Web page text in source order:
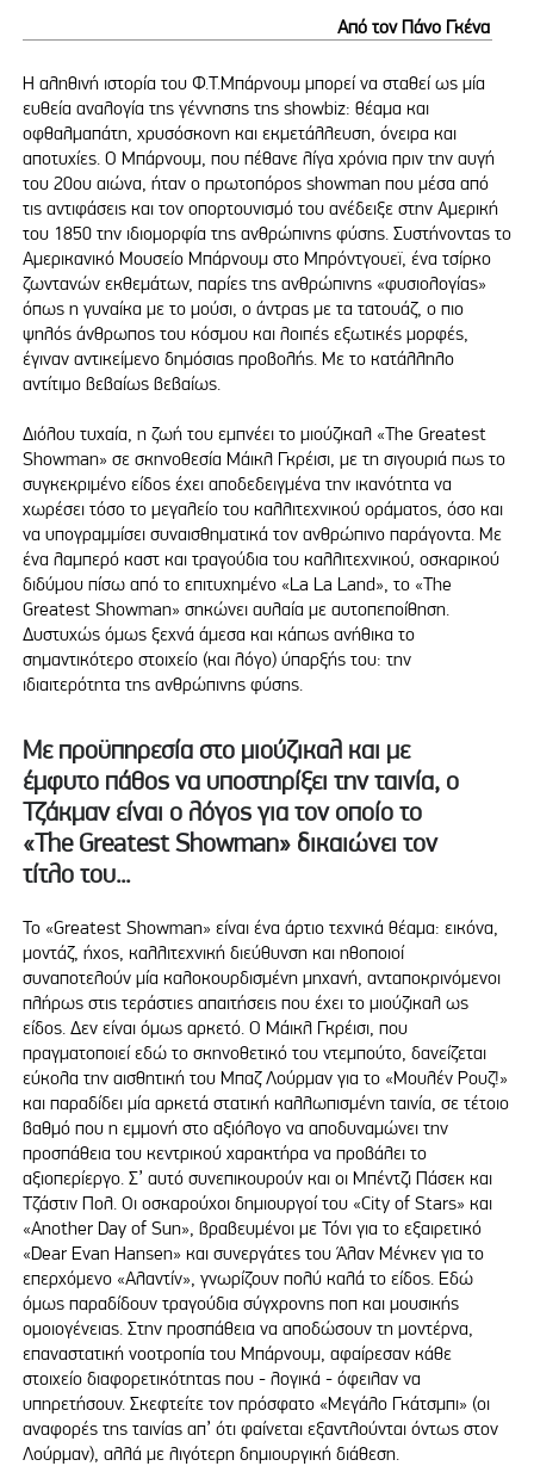
Από τον Πάνο Γκένα
Η αληθινή ιστορία του Φ.Τ.Μπάρνουμ μπορεί να σταθεί ως μία
ευθεία αναλογία της γέννησης της showbiz: θέαμα και
οφθαλμαπάτη, χρυσόσκονη και εκμετάλλευση, όνειρα και
αποτυχίες. Ο Μπάρνουμ, που πέθανε λίγα χρόνια πριν την αυγή
του 20ου αιώνα, ήταν ο πρωτοπόρος showman που μέσα από
τις αντιφάσεις και τον οπορτουνισμό του ανέδειξε στην Αμερική
του 1850 την ιδιομορφία της ανθρώπινης φύσης. Συστήνοντας το
Αμερικανικό Μουσείο Μπάρνουμ στο Μπρόντγουεϊ, ένα τσίρκο
ζωντανών εκθεμάτων, παρίες της ανθρώπινης «φυσιολογίας»
όπως η γυναίκα με το μούσι, ο άντρας με τα τατουάζ, ο πιο
ψηλός άνθρωπος του κόσμου και λοιπές εξωτικές μορφές,
έγιναν αντικείμενο δημόσιας προβολής. Με το κατάλληλο
αντίτιμο βεβαίως βεβαίως.
Διόλου τυχαία, η ζωή του εμπνέει το μιούζικαλ «The Greatest
Showman» σε σκηνοθεσία Μάικλ Γκρέισι, με τη σιγουριά πως το
συγκεκριμένο είδος έχει αποδεδειγμένα την ικανότητα να
χωρέσει τόσο το μεγαλείο του καλλιτεχνικού οράματος, όσο και
να υπογραμμίσει συναισθηματικά τον ανθρώπινο παράγοντα. Με
ένα λαμπερό καστ και τραγούδια του καλλιτεχνικού, οσκαρικού
διδύμου πίσω από το επιτυχημένο «La La Land», το «The
Greatest Showman» σηκώνει αυλαία με αυτοπεποίθηση.
Δυστυχώς όμως ξεχνά άμεσα και κάπως ανήθικα το
σημαντικότερο στοιχείο (και λόγο) ύπαρξής του: την
ιδιαιτερότητα της ανθρώπινης φύσης.
Με προϋπηρεσία στο μιούζικαλ και με
έμφυτο πάθος να υποστηρίξει την ταινία, ο
Τζάκμαν είναι ο λόγος για τον οποίο το
«The Greatest Showman» δικαιώνει τον
τίτλο του...
Το «Greatest Showman» είναι ένα άρτιο τεχνικά θέαμα: εικόνα,
μοντάζ, ήχος, καλλιτεχνική διεύθυνση και ηθοποιοί
συναποτελούν μία καλοκουρδισμένη μηχανή, ανταποκρινόμενοι
πλήρως στις τεράστιες απαιτήσεις που έχει το μιούζικαλ ως
είδος. Δεν είναι όμως αρκετό. Ο Μάικλ Γκρέισι, που
πραγματοποιεί εδώ το σκηνοθετικό του ντεμπούτο, δανείζεται
εύκολα την αισθητική του Μπαζ Λούρμαν για το «Μουλέν Ρουζ!»
και παραδίδει μία αρκετά στατική καλλωπισμένη ταινία, σε τέτοιο
βαθμό που η εμμονή στο αξιόλογο να αποδυναμώνει την
προσπάθεια του κεντρικού χαρακτήρα να προβάλει το
αξιοπερίεργο. Σ’ αυτό συνεπικουρούν και οι Μπέντζι Πάσεκ και
Τζάστιν Πολ. Οι οσκαρούχοι δημιουργοί του «City of Stars» και
«Another Day of Sun», βραβευμένοι με Τόνι για το εξαιρετικό
«Dear Evan Hansen» και συνεργάτες του Άλαν Μένκεν για το
επερχόμενο «Αλαντίν», γνωρίζουν πολύ καλά το είδος. Εδώ
όμως παραδίδουν τραγούδια σύγχρονης ποπ και μουσικής
ομοιογένειας. Στην προσπάθεια να αποδώσουν τη μοντέρνα,
επαναστατική νοοτροπία του Μπάρνουμ, αφαίρεσαν κάθε
στοιχείο διαφορετικότητας που - λογικά - όφειλαν να
υπηρετήσουν. Σκεφτείτε τον πρόσφατο «Μεγάλο Γκάτσμπι» (οι
αναφορές της ταινίας απ’ ότι φαίνεται εξαντλούνται όντως στον
Λούρμαν), αλλά με λιγότερη δημιουργική διάθεση.